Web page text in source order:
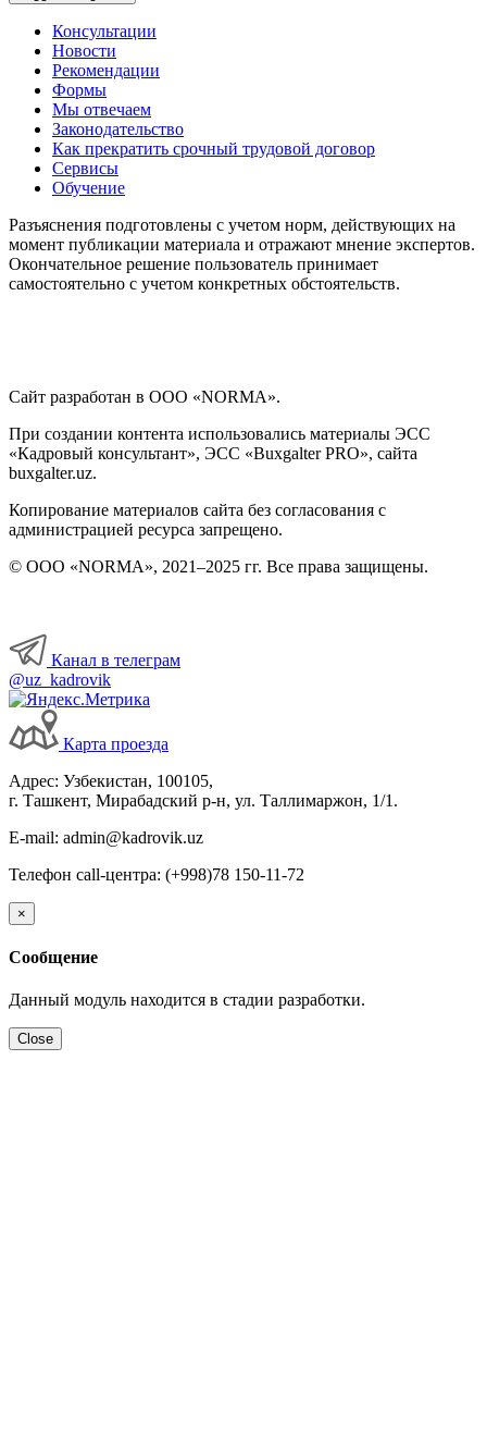
Консультации
Новости
Рекомендации
Формы
Мы отвечаем
Законодательство
Как прекратить срочный трудовой договор
Сервисы
Обучение
Разъяснения подготовлены с учетом норм, действующих на
момент публикации материала и отражают мнение экспертов.
Окончательное решение пользователь принимает
самостоятельно с учетом конкретных обстоятельств.
Сайт разработан в ООО «NORMA».
При создании контента использовались материалы ЭСС
«Кадровый консультант», ЭСС «Buxgalter PRO», сайта
buxgalter.uz.
Копирование материалов сайта без согласования с
администрацией ресурса запрещено.
© ООО «NORMA», 2021–2025 гг. Все права защищены.
Канал в телеграм
@uz_kadrovik
Карта проезда
Адрес: Узбекистан, 100105,
г. Ташкент, Мирабадский р-н, ул. Таллимаржон, 1/1.
E-mail: admin@kadrovik.uz
Телефон call-центра: (+998)78 150-11-72
×
Сообщение
Данный модуль находится в стадии разработки.
Close